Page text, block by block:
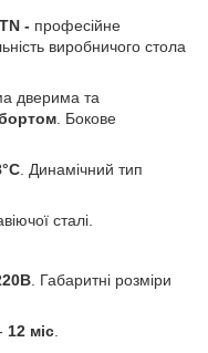
- професійне
виробничого стола
дверима та
. Бокове
. Динамічний тип
сталі.
. Габаритні розміри
12 міс